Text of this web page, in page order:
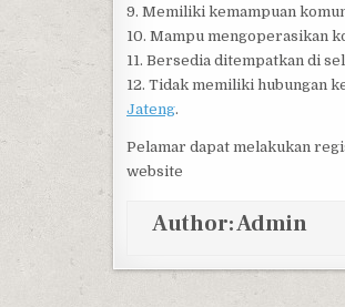
9. Memiliki kemampuan
10. Mampu mengoperasikan
11. Bersedia ditempatkan di
12. Tidak memiliki hubungan
Jateng.
Pelamar dapat melakukan
website
Author:Admin